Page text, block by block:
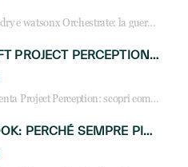
Frontier, Foundry e watsonx Orchestrate: la guerra delle piattaforme AI agent ridisegna il mercato IT. Cosa cambia per reseller, MSP e system integrator.
MICROSOFT PROJECT PERCEPTION: COME GLI AGENTI AI CAMBIERANNO SOC, CYBERSECURITY E SERVIZI MSP
Microsoft presenta Project Perception: scopri come gli agenti AI possono trasformare cybersecurity, SOC e servizi gestiti degli MSP.
HP PROBOOK: PERCHÉ SEMPRE PIÙ AZIENDE SCELGONO NOTEBOOK PROGETTATI PER IL LAVORO MODERNO